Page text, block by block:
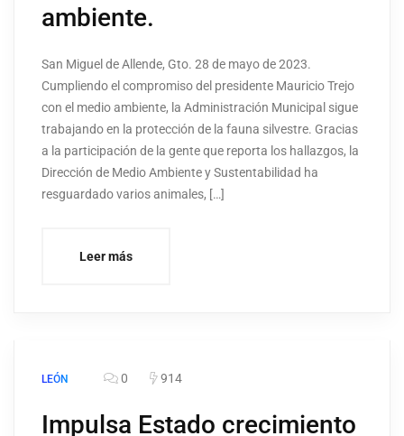
ambiente.
San Miguel de Allende, Gto. 28 de mayo de 2023.
Cumpliendo el compromiso del presidente Mauricio Trejo
con el medio ambiente, la Administración Municipal sigue
trabajando en la protección de la fauna silvestre. Gracias
a la participación de la gente que reporta los hallazgos, la
Dirección de Medio Ambiente y Sustentabilidad ha
resguardado varios animales, […]
Leer más
LEÓN 0 914
Impulsa Estado crecimiento